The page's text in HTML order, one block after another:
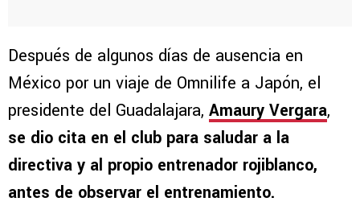
Después de algunos días de ausencia en
México por un viaje de Omnilife a Japón, el
presidente del Guadalajara, Amaury Vergara,
se dio cita en el club para saludar a la
directiva y al propio entrenador rojiblanco,
antes de observar el entrenamiento.